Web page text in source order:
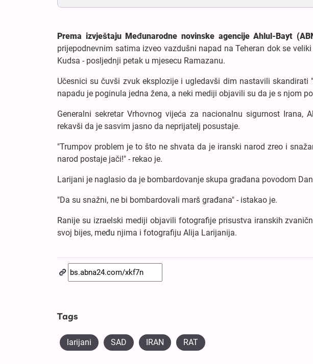
Prema izvještaju Međunarodne novinske agencije Ahlul-Bayt
prijepodnevnim satima izveo vazdušni napad na Teheran dok se
Kudsa - posljednji petak u mjesecu Ramazanu.
Učesnici su čuvši zvuk eksplozije i ugledavši dim nastavili skandirati
napadu je poginula jedna žena, a neki mediji objavili su da je s njom
Generalni sekretar Vrhovnog vijeća za nacionalnu sigurnost Irana,
rekavši da je sasvim jasno da neprijatelj posustaje.
"Trumpov problem je to što ne shvata da je iranski narod zreo i
narod postaje jači!" - rekao je.
Larijani je naglasio da je bombardovanje skupa građana povodom
"Da su snažni, ne bi bombardovali marš građana" - istakao je.
Ranije su izraelski mediji objavili fotografije prisustva iranskih
svoj bijes, među njima i fotografiju Alija Larijanija.
Tags
larijani SAD IRAN RAT